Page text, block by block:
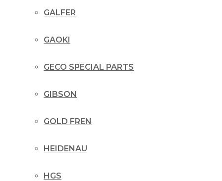
GALFER
GAOKI
GECO SPECIAL PARTS
GIBSON
GOLD FREN
HEIDENAU
HGS